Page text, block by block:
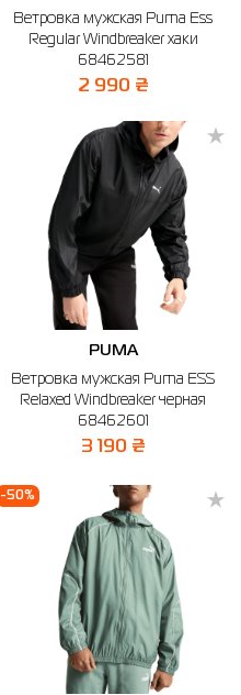
Ветровка мужская Puma Ess
Regular Windbreaker хаки
68462581
2 990 ₴
PUMA
Ветровка мужская Puma ESS
Relaxed Windbreaker черная
68462601
3 190 ₴
-50%